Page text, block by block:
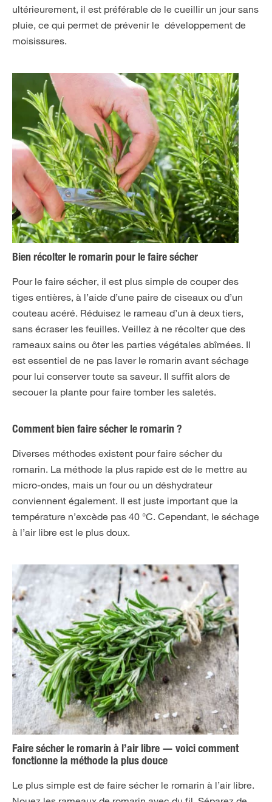
ultérieurement, il est préférable de le cueillir un jour sans
pluie, ce qui permet de prévenir le développement de
moisissures.
Bien récolter le romarin pour le faire sécher
Pour le faire sécher, il est plus simple de couper des
tiges entières, à l’aide d’une paire de ciseaux ou d’un
couteau acéré. Réduisez le rameau d’un à deux tiers,
sans écraser les feuilles. Veillez à ne récolter que des
rameaux sains ou ôter les parties végétales abîmées. Il
est essentiel de ne pas laver le romarin avant séchage
pour lui conserver toute sa saveur. Il suffit alors de
secouer la plante pour faire tomber les saletés.
Comment bien faire sécher le romarin ?
Diverses méthodes existent pour faire sécher du
romarin. La méthode la plus rapide est de le mettre au
micro-ondes, mais un four ou un déshydrateur
conviennent également. Il est juste important que la
température n’excède pas 40 °C. Cependant, le séchage
à l’air libre est le plus doux.
Faire sécher le romarin à l’air libre — voici comment
fonctionne la méthode la plus douce
Le plus simple est de faire sécher le romarin à l’air libre.